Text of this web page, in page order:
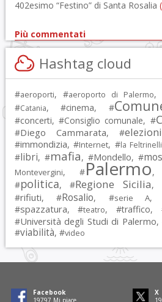
402esimo “Festino” di Santa Rosalia
Più commentati
Hashtag cloud
#aeroporti, #aeroporto di Palermo,
#Catania, #cinema, #
#concerti, #Consiglio comunale, #
#Diego Cammarata, #elezioni
#immondizia, #Internet, #la Feltrinelli
#libri, #mafia, #Mondello, #
Montevergini, #Palermo,
#politica, #Regione Sicilia,
#rifiuti, #Rosalio, #serie A,
#spazzatura, #teatro, #traffico,
#Università degli Studi di Palermo,
#viabilità, #video
Facebook
19797 Mi piace
X